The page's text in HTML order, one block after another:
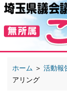
ホーム ＞ 活動報
アリング